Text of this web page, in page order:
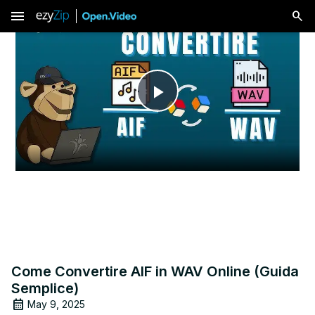
menu
Play
Video
Come Convertire AIF in WAV Online (Guida
Semplice)
May 9, 2025